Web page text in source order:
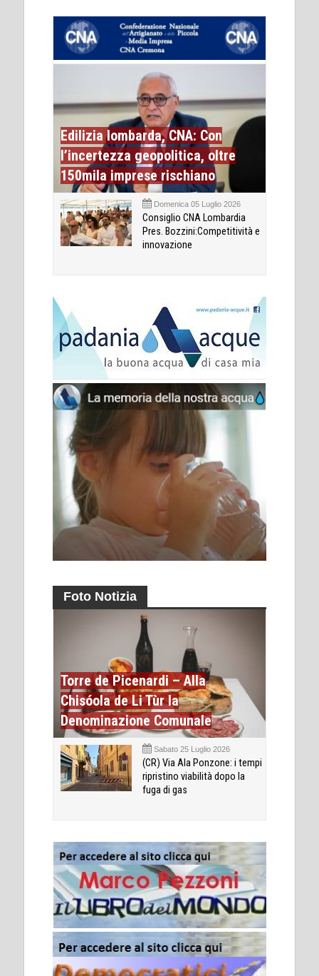
Edilizia lombarda, CNA: Con
l’incertezza geopolitica, oltre
150mila imprese rischiano
Domenica 05 Luglio 2026
Consiglio CNA Lombardia
Pres. Bozzini:Competitività e
innovazione
Foto Notizia
Torre de Picenardi – Alla
Chisóola de Li Tùr la
Denominazione Comunale
Sabato 25 Luglio 2026
(CR) Via Ala Ponzone: i tempi
ripristino viabilità dopo la
fuga di gas